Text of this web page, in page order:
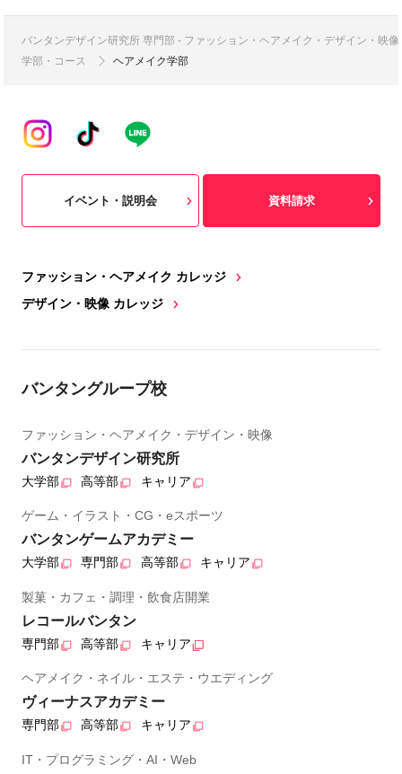
バンタンデザイン研究所 専門部 - ファッション・ヘアメイク・デザイン・映
学部・コース
ヘアメイク学部
ファッション・ヘアメイク カレッジ
デザイン・映像 カレッジ
イベント・説明会 資料請求
バンタングループ校
ファッション・ヘアメイク・デザイン・映像
バンタンデザイン研究所
大学部 高等部 キャリア
ゲーム・イラスト・CG・eスポーツ
バンタンゲームアカデミー
大学部 専門部 高等部 キャリア
製菓・カフェ・調理・飲食店開業
レコールバンタン
専門部 高等部 キャリア
ヘアメイク・ネイル・エステ・ウエディング
ヴィーナスアカデミー
専門部 高等部 キャリア
IT・プログラミング・AI・Web